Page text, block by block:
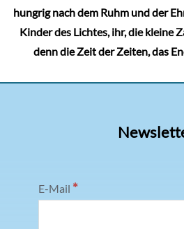
hungrig nach dem Ruhm und der
Kinder des Lichtes, ihr, die kleine
denn die Zeit der Zeiten, das
E-Mail *